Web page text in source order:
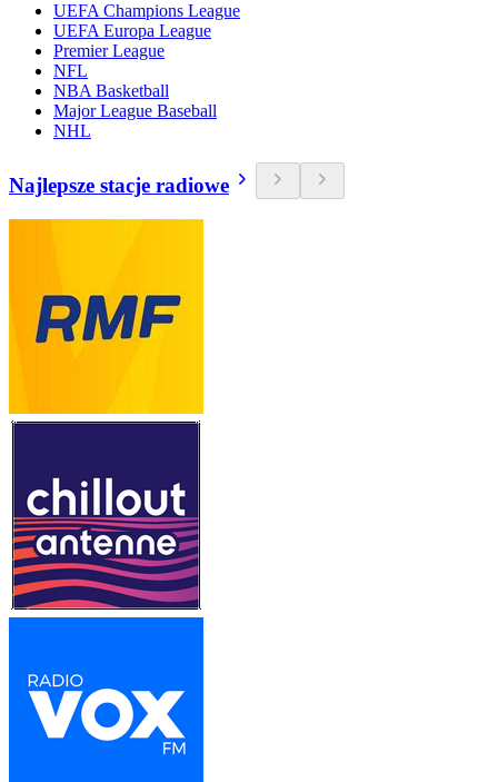
UEFA Champions League
UEFA Europa League
Premier League
NFL
NBA Basketball
Major League Baseball
NHL
Najlepsze stacje radiowe